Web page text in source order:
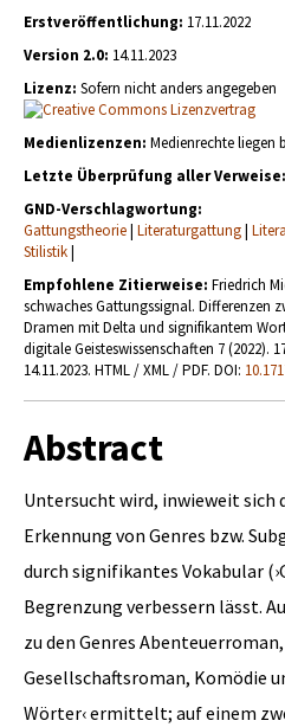
Erstveröffentlichung: 17.11.2022
Version 2.0: 14.11.2023
Lizenz: Sofern nicht anders angegeben
Medienlizenzen: Medienrechte liegen
Letzte Überprüfung aller Verweise:
GND-Verschlagwortung:
Gattungstheorie Literaturgattung
Stilistik
Empfohlene Zitierweise: Friedrich
schwaches Gattungssignal. Differenzen
Dramen mit Delta und signifikantem
digitale Geisteswissenschaften 7 (2022).
14.11.2023. HTML / XML / PDF. DOI:
Abstract
Untersucht wird, inwieweit sich
Erkennung von Genres bzw.
durch signifikantes Vokabular
Begrenzung verbessern lässt.
zu den Genres
Gesellschaftsroman, Komödie
Wörter‹ ermittelt; auf einem